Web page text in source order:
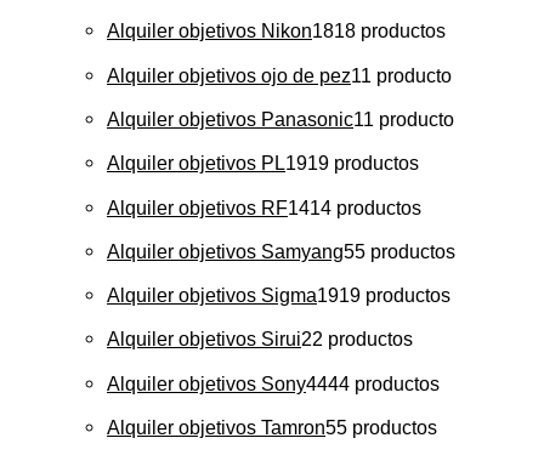
Alquiler objetivos Nikon1818 productos
Alquiler objetivos ojo de pez11 producto
Alquiler objetivos Panasonic11 producto
Alquiler objetivos PL1919 productos
Alquiler objetivos RF1414 productos
Alquiler objetivos Samyang55 productos
Alquiler objetivos Sigma1919 productos
Alquiler objetivos Sirui22 productos
Alquiler objetivos Sony4444 productos
Alquiler objetivos Tamron55 productos